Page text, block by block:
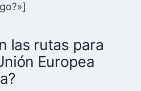
las rutas para
Europea